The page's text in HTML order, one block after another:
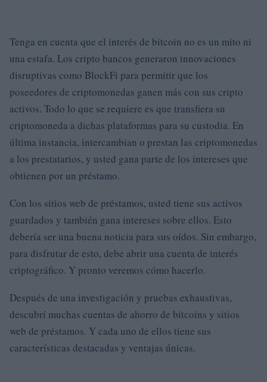
Tenga en cuenta que el interés de bitcoin no es un mito ni
una estafa. Los cripto bancos generaron innovaciones
disruptivas como BlockFi para permitir que los
poseedores de criptomonedas ganen más con sus cripto
activos. Todo lo que se requiere es que transfiera su
criptomoneda a dichas plataformas para su custodia. En
última instancia, intercambian o prestan las criptomonedas
a los prestatarios, y usted gana parte de los intereses que
obtienen por un préstamo.
Con los sitios web de préstamos, usted tiene sus activos
guardados y también gana intereses sobre ellos. Esto
debería ser una buena noticia para sus oídos. Sin embargo,
para disfrutar de esto, debe abrir una cuenta de interés
criptográfico. Y pronto veremos cómo hacerlo.
Después de una investigación y pruebas exhaustivas,
descubrí muchas cuentas de ahorro de bitcoins y sitios
web de préstamos. Y cada uno de ellos tiene sus
características destacadas y ventajas únicas.